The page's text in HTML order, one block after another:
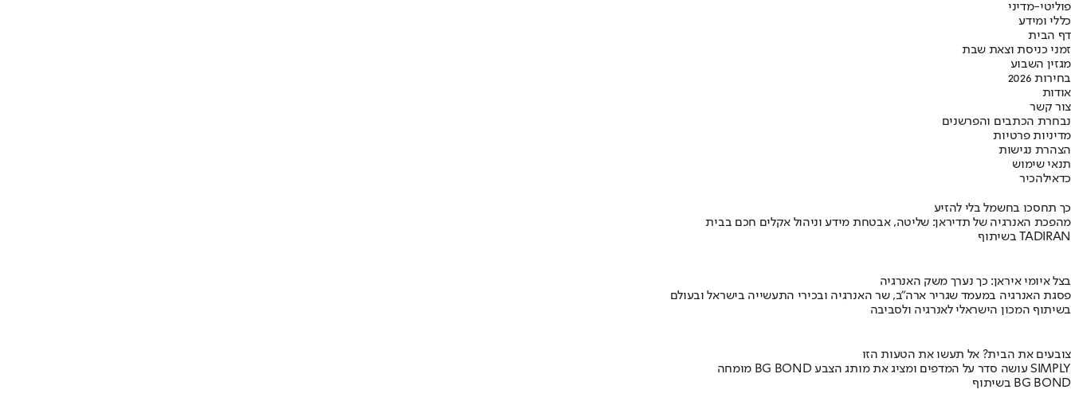
פוליטי-מדיני
כללי ומידע
דף הבית
זמני כניסת וצאת שבת
מגזין השבוע
בחירות 2026
אודות
צור קשר
נבחרת הכתבים והפרשנים
מדיניות פרטיות
הצהרת נגישות
תנאי שימוש
כדאילהכיר
כך תחסכו בחשמל בלי להזיע
מהפכת האנרגיה של תדיראן: שליטה, אבטחת מידע וניהול אקלים חכם בבית
בשיתוף TADIRAN
בצל איומי איראן: כך נערך משק האנרגיה
פסגת האנרגיה במעמד שגריר ארה"ב, שר האנרגיה ובכירי התעשייה בישראל ובעולם
בשיתוף המכון הישראלי לאנרגיה ולסביבה
צובעים את הבית? אל תעשו את הטעות הזו
מומחה BG BOND עושה סדר על המדפים ומציג את מותג הצבע SIMPLY
בשיתוף BG BOND